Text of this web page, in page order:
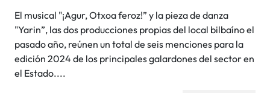
El musical "¡Agur, Otxoa feroz!” y la pieza de danza
"Yarin”, las dos producciones propias del local bilbaíno el
pasado año, reúnen un total de seis menciones para la
edición 2024 de los principales galardones del sector en
el Estado....